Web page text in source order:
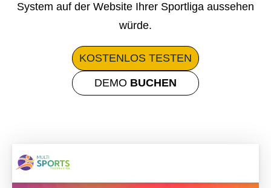
System auf der Website Ihrer Sportliga aussehen
würde.
KOSTENLOS TESTEN
DEMO BUCHEN